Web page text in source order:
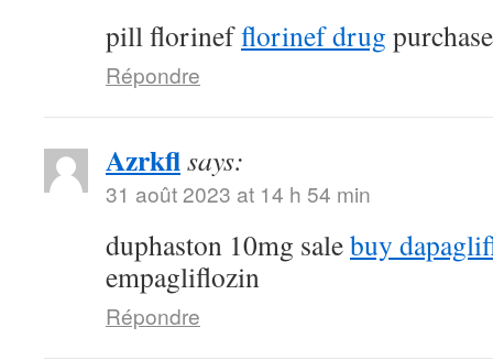
pill florinefflorinef drug
Répondre
Azrkflsays:
31 août 2023 at 14 h 54 min
duphaston 10mg salebuy
empagliflozin
Répondre